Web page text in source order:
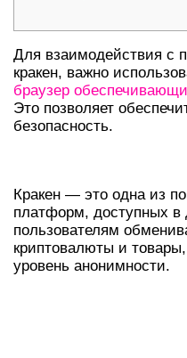
Для взаимодействия с
кракен, важно
браузер
Это позволяет
безопасность.
Кракен — это одна из
платформ, доступных в
пользователям
криптовалюты и
уровень анонимности.